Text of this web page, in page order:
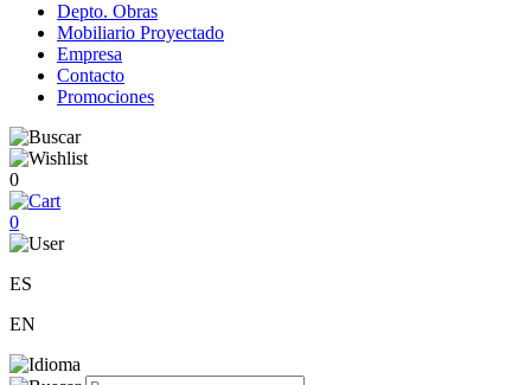
Depto. Obras
Mobiliario Proyectado
Empresa
Contacto
Promociones
0
0
ES
EN